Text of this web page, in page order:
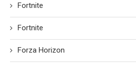
Fortnite
Fortnite
Forza Horizon